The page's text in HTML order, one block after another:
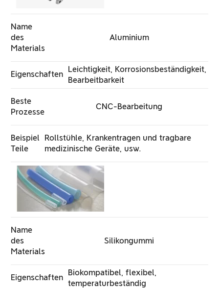
Name
des
Materials
Aluminium
Eigenschaften
Leichtigkeit, Korrosionsbeständigkeit,
Bearbeitbarkeit
Beste
Prozesse
CNC-Bearbeitung
Beispiel
Teile
Rollstühle, Krankentragen und tragbare
medizinische Geräte, usw.
Name
des
Materials
Silikongummi
Eigenschaften
Biokompatibel, flexibel,
temperaturbeständig